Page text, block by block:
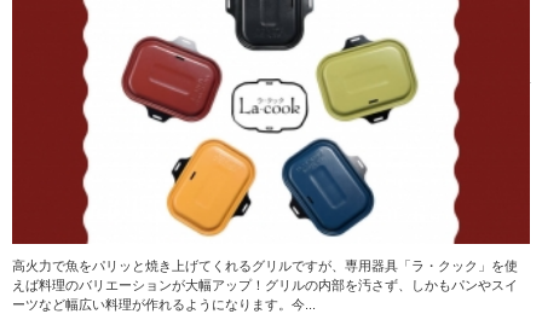
高火力で魚をパリッと焼き上げてくれるグリルですが、専用器具「ラ・クック」を使
えば料理のバリエーションが大幅アップ！グリルの内部を汚さず、しかもパンやスイ
ーツなど幅広い料理が作れるようになります。今...